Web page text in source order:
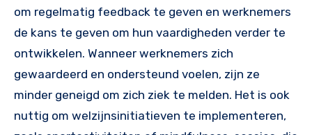
om regelmatig feedback te geven en werknemers
de kans te geven om hun vaardigheden verder te
ontwikkelen. Wanneer werknemers zich
gewaardeerd en ondersteund voelen, zijn ze
minder geneigd om zich ziek te melden. Het is ook
nuttig om welzijnsinitiatieven te implementeren,